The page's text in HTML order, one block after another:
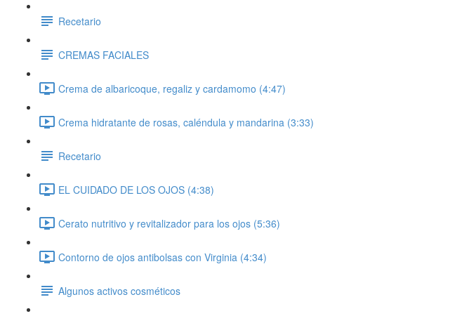
Recetario
CREMAS FACIALES
Crema de albaricoque, regaliz y cardamomo (4:47)
Crema hidratante de rosas, caléndula y mandarina (3:33)
Recetario
EL CUIDADO DE LOS OJOS (4:38)
Cerato nutritivo y revitalizador para los ojos (5:36)
Contorno de ojos antibolsas con Virginia (4:34)
Algunos activos cosméticos